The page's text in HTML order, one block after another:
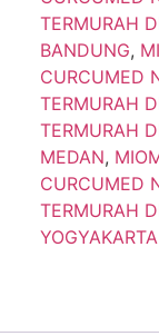
TERMURAH
BANDUNG,
CURCUMED
TERMURAH
TERMURAH
MEDAN,
CURCUMED
TERMURAH
YOGYAKARTA